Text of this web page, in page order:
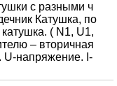
с разными ч
Катушка, по
( N1, U1,
– вторичная
U-напряжение. I-